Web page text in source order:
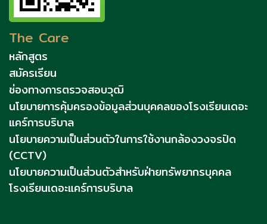
The Care
หลักสูตร
สมัครเรียน
ช่องทางการตรวจสอบวุฒิ
นโยบายการคุ้มครองข้อมูลส่วนบุคคลของโรงเรียนเดอะ
แคร์การบริบาล
นโยบายความเป็นส่วนตัวในการใช้งานกล้องวงจรปิด
(CCTV)
นโยบายความเป็นส่วนตัวสำหรับฝ่ายทรัพยากรบุคคล
โรงเรียนเดอะแคร์การบริบาล